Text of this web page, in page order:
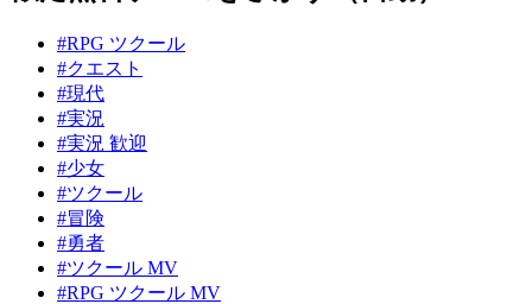
#RPG ツクール
#クエスト
#現代
#実況
#実況 歓迎
#少女
#ツクール
#冒険
#勇者
#ツクール MV
#RPG ツクール MV